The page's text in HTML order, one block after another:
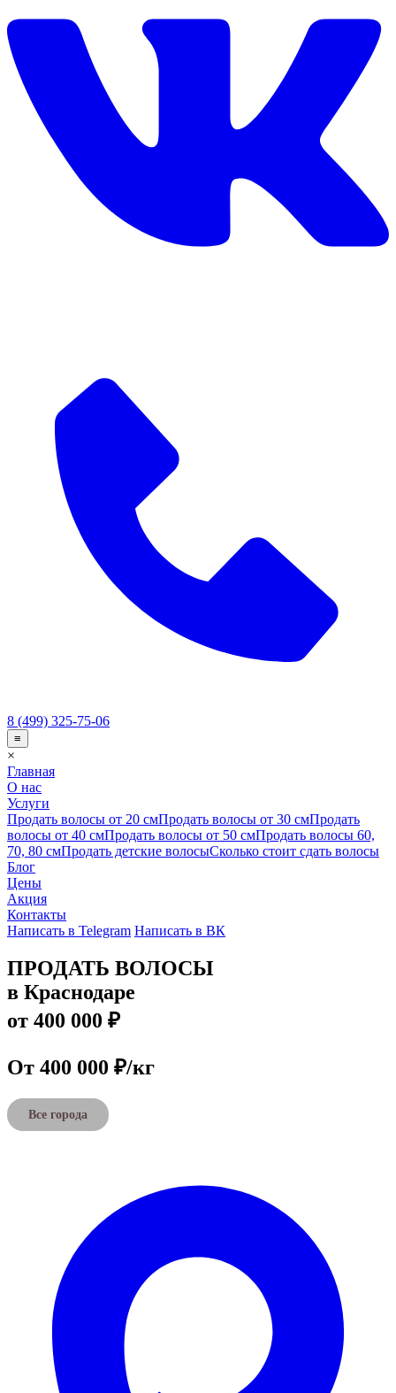
8 (499) 325-75-06
≡
×
Главная
О нас
Услуги
Продать волосы от 20 смПродать волосы от 30 смПродать
волосы от 40 смПродать волосы от 50 смПродать волосы 60,
70, 80 смПродать детские волосыСколько стоит сдать волосы
Блог
Цены
Акция
Контакты
Написать в Telegram Написать в ВК
ПРОДАТЬ ВОЛОСЫ
в Краснодаре
от 400 000 ₽
От 400 000 ₽/кг
Все города